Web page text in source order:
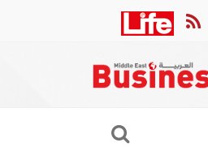
تراجع جديد في أسعار النفط.. خام برنت يصل